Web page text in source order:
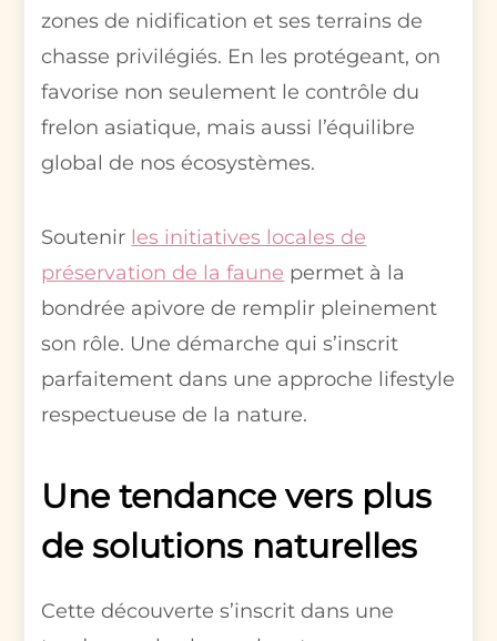
zones de nidification et ses terrains de
chasse privilégiés. En les protégeant, on
favorise non seulement le contrôle du
frelon asiatique, mais aussi l’équilibre
global de nos écosystèmes.
Soutenir les initiatives locales de
préservation de la faune permet à la
bondrée apivore de remplir pleinement
son rôle. Une démarche qui s’inscrit
parfaitement dans une approche lifestyle
respectueuse de la nature.
Une tendance vers plus
de solutions naturelles
Cette découverte s’inscrit dans une